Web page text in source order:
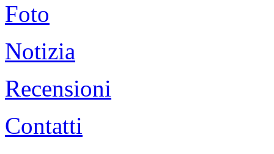
Foto
Notizia
Recensioni
Contatti